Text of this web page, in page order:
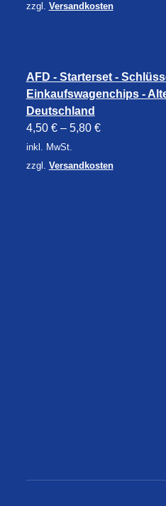
zzgl. Versandkosten
AFD - Starterset -
Einkaufswagenchips -
Deutschland
4,50 €– 5,80 €
inkl. MwSt.
zzgl. Versandkosten